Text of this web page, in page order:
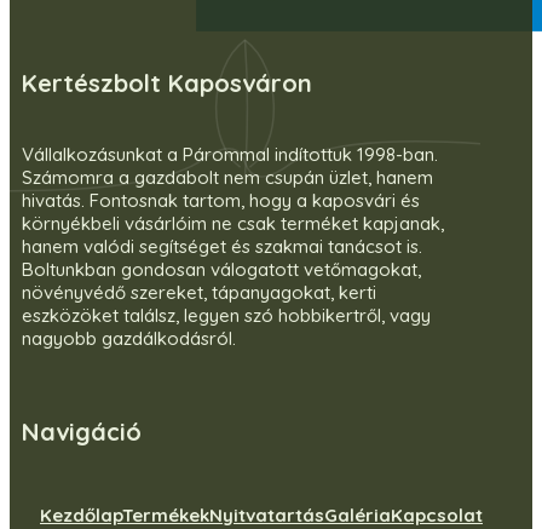
Kertészbolt Kaposváron
Vállalkozásunkat a Párommal indítottuk 1998-ban.
Számomra a gazdabolt nem csupán üzlet, hanem
hivatás. Fontosnak tartom, hogy a kaposvári és
környékbeli vásárlóim ne csak terméket kapjanak,
hanem valódi segítséget és szakmai tanácsot is.
Boltunkban gondosan válogatott vetőmagokat,
növényvédő szereket, tápanyagokat, kerti
eszközöket találsz, legyen szó hobbikertről, vagy
nagyobb gazdálkodásról.
Navigáció
KezdőlapTermékekNyitvatartásGalériaKapcsolat